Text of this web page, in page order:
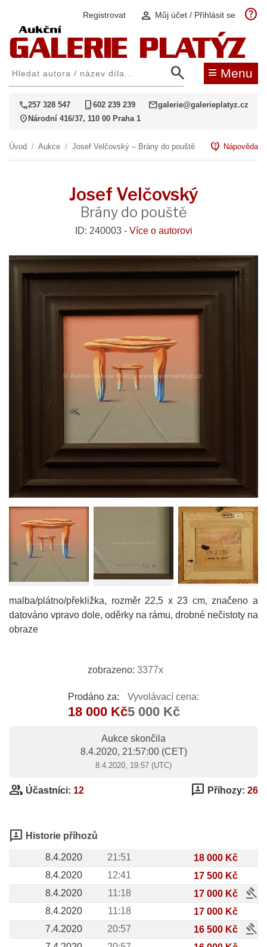
Registrovat person Můj účet / Přihlásit se help
search ≡ Menu
call257 328 547 phone_iphone602 239 239 mailgalerie@galerieplatyz.cz
location_on Národní 416/37, 110 00 Praha 1
Úvod / Aukce / Josef Velčovský – Brány do pouště contact_support Nápověda
Josef Velčovský
Brány do pouště
ID: 240003 - Více o autorovi
malba/plátno/překližka, rozměr 22,5 x 23 cm, značeno a
datováno vpravo dole, oděrky na rámu, drobné nečistoty na
obraze
zobrazeno: 3377x
Prodáno za:
18 000 Kč
Vyvolávací cena:
5 000 Kč
Aukce skončila
8.4.2020, 21:57:00(CET)
8.4.2020, 19:57 (UTC)
group Účastníci: 12 3p Příhozy: 26
3p Historie příhozů
8.4.2020 21:51
18 000 Kč
8.4.2020
12:41
17 500 Kč
8.4.2020
11:18 17 000 Kč gavel
8.4.2020 11:18
17 000 Kč
7.4.2020
20:57 16 500 Kč gavel